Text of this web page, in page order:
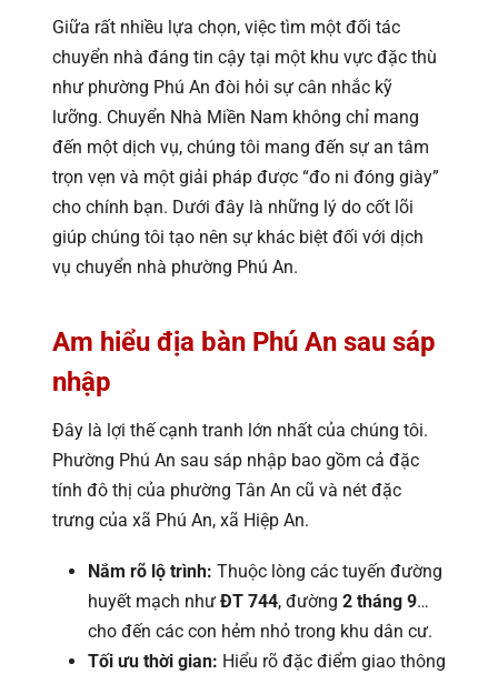
Giữa rất nhiều lựa chọn, việc tìm một đối tác
chuyển nhà đáng tin cậy tại một khu vực đặc thù
như phường Phú An đòi hỏi sự cân nhắc kỹ
lưỡng. Chuyển Nhà Miền Nam không chỉ mang
đến một dịch vụ, chúng tôi mang đến sự an tâm
trọn vẹn và một giải pháp được “đo ni đóng giày”
cho chính bạn. Dưới đây là những lý do cốt lõi
giúp chúng tôi tạo nên sự khác biệt đối với dịch
vụ chuyển nhà phường Phú An.
Am hiểu địa bàn Phú An sau sáp
nhập
Đây là lợi thế cạnh tranh lớn nhất của chúng tôi.
Phường Phú An sau sáp nhập bao gồm cả đặc
tính đô thị của phường Tân An cũ và nét đặc
trưng của xã Phú An, xã Hiệp An.
Nắm rõ lộ trình: Thuộc lòng các tuyến đường
huyết mạch như ĐT 744, đường 2 tháng 9…
cho đến các con hẻm nhỏ trong khu dân cư.
Tối ưu thời gian: Hiểu rõ đặc điểm giao thông